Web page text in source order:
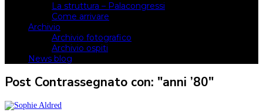
La struttura – Palacongressi
Come arrivare
Archivio
Archivio fotografico
Archivio ospiti
News blog
Post Contrassegnato con: "anni ’80"